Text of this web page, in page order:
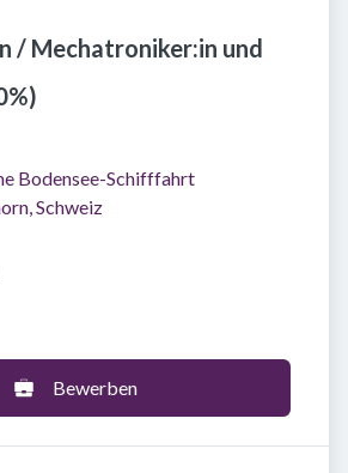
/ Mechatroniker:in und
Bodensee-Schifffahrt
Schweiz
Bewerben